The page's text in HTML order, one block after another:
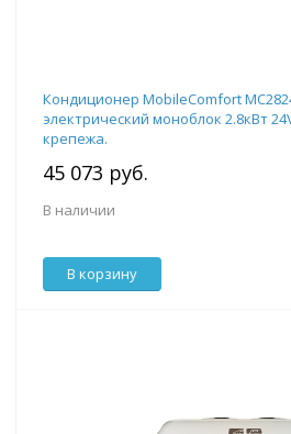
Кондиционер MobileComfort
электрический моноблок 2.8кВт
крепежа.
45 073 руб.
В наличии
В корзину